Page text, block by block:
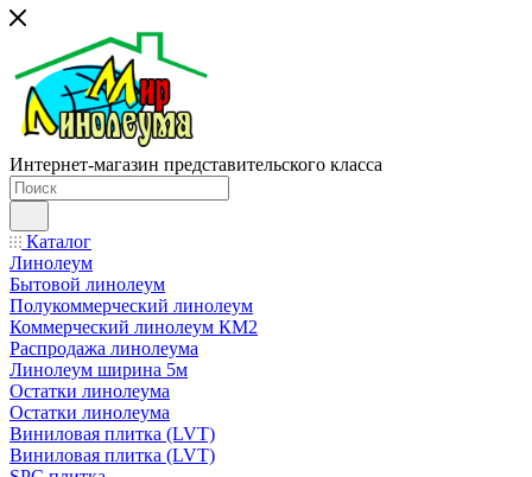
Интернет-магазин представительского класса
Каталог
Линолеум
Бытовой линолеум
Полукоммерческий линолеум
Коммерческий линолеум КМ2
Распродажа линолеума
Линолеум ширина 5м
Остатки линолеума
Остатки линолеума
Виниловая плитка (LVT)
Виниловая плитка (LVT)